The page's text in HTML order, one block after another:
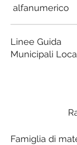
Famiglia di
alfanumerico
Linee Guida
Municipali